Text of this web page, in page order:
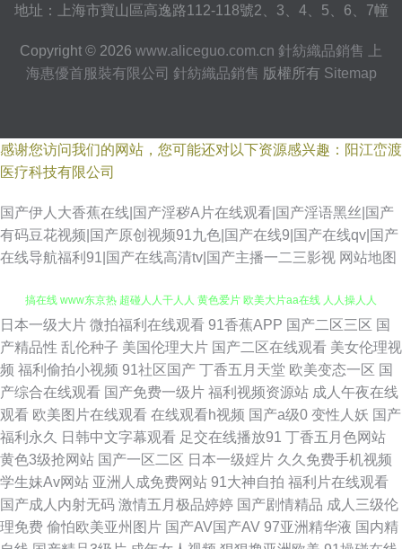
地址：上海市寶山區高逸路112-118號2、3、4、5、6、7幢
Copyright © 2026 www.aliceguo.com.cn 針紡織品銷售
上
海惠優首服裝有限公司 針紡織品銷售 版權所有 Sitemap
感谢您访问我们的网站，您可能还对以下资源感兴趣：阳江峦渡
医疗科技有限公司
国产伊人大香蕉在线|国产淫秽A片在线观看|国产淫语黑丝|国产
有码豆花视频|国产原创视频91九色|国产在线9|国产在线qv|国产
在线导航福利91|国产在线高清tv|国产主播一二三影视 网站地图
九九超踫 操碰porn 日本精品一卡二卡 伪娘av 伊人久久啊啊 91久久草原 97
搞在线 www东京热 超碰人人干人人 黄色爱片 欧美大片aa在线 人人操人人
摸 午夜免费电影 91茄子老司机 超踫成人91 另类春色 天天干干欧美合集 中
文字幕中日3级 99热精品在这里 人人艹超碰在线 在线免费毛片基地 91人色
网 变态av福利 激情肏屄一三四区 欧美日韩黑料 午夜第一页 伊人在线欧洲
日本一级大片 微拍福利在线观看 91香蕉APP 国产二区三区 国
产精品性 乱伦种子 美国伦理大片 国产二区在线观看 美女伦理视
频 福利偷拍小视频 91社区国产 丁香五月天堂 欧美变态一区 国
产综合在线观看 国产免费一级片 福利视频资源站 成人午夜在线
观看 欧美图片在线观看 在线观看h视频 国产a级0 变性人妖 国产
福利永久
日韩中文字幕观看 足交在线播放91 丁香五月色网站
黄色3级抢网站 国产一区二区 日本一级婬片 久久免费手机视频
学生妹Av网站 亚洲人成免费网站 91大神自拍 福利片在线观看
国产成人内射无码 激情五月极品婷婷 国产剧情精品 成人三级伦
理免费 偷怕欧美亚州图片 国产AV国产AV 97亚洲精华液 国内精